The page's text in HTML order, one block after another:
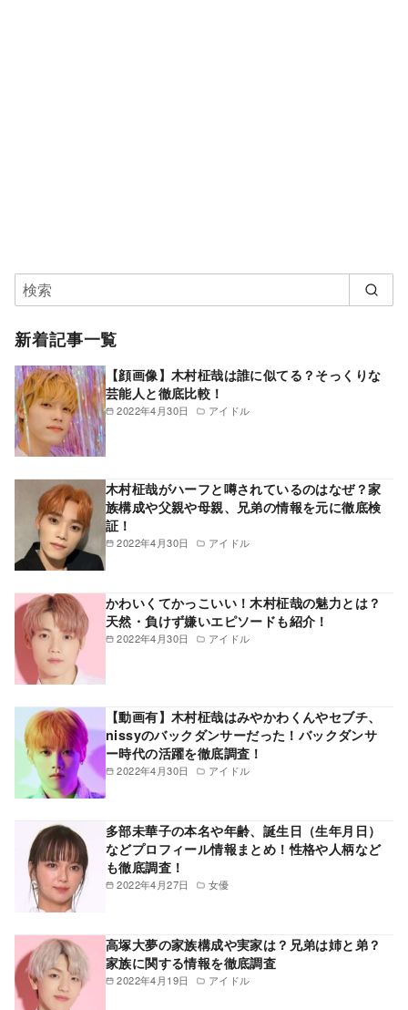
新着記事一覧
2022年4月30日 アイドル
【顔画像】木村柾哉は誰に似てる？そっくりな
芸能人と徹底比較！
2022年4月30日 アイドル
木村柾哉がハーフと噂されているのはなぜ？家
族構成や父親や母親、兄弟の情報を元に徹底検
証！
2022年4月30日 アイドル
かわいくてかっこいい！木村柾哉の魅力とは？
天然・負けず嫌いエピソードも紹介！
2022年4月30日 アイドル
【動画有】木村柾哉はみやかわくんやセブチ、
nissyのバックダンサーだった！バックダンサ
ー時代の活躍を徹底調査！
2022年4月27日 女優
多部未華子の本名や年齢、誕生日（生年月日）
などプロフィール情報まとめ！性格や人柄など
も徹底調査！
2022年4月19日 アイドル
高塚大夢の家族構成や実家は？兄弟は姉と弟？
家族に関する情報を徹底調査